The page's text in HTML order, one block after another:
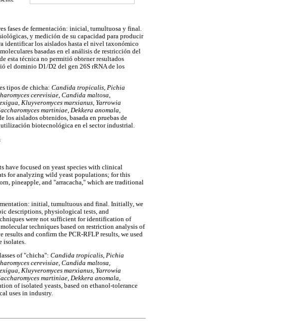
fases de fermentación: inicial, tumultuosa y final.
y medición de su capacidad para producir
identificar los aislados hasta el nivel taxonómico
basadas en el análisis de restricción del
esta técnica no permitió obtener resultados
el dominio D1/D2 del gen 26S rRNA de los
tipos de chicha: Candida tropicalis, Pichia
cerevisiae, Candida maltosa,
, Kluyveromyces marxianus, Yarrowia
martiniae, Dekkera anomala,
los aislados obtenidos, basada en pruebas de
biotecnológica en el sector industrial.
have focused on yeast species with clinical
for analyzing wild yeast populations; for this
pineapple, and "arracacha," which are traditional
initial, tumultuous and final. Initially, we
descriptions, physiological tests, and
were not sufficient for identification of
techniques based on restriction analysis of
and confirm the PCR-RFLP results, we used
isolates.
of "chicha": Candida tropicalis, Pichia
cerevisiae, Candida maltosa,
, Kluyveromyces marxianus, Yarrowia
martiniae, Dekkera anomala,
of isolated yeasts, based on ethanol-tolerance
uses in industry.